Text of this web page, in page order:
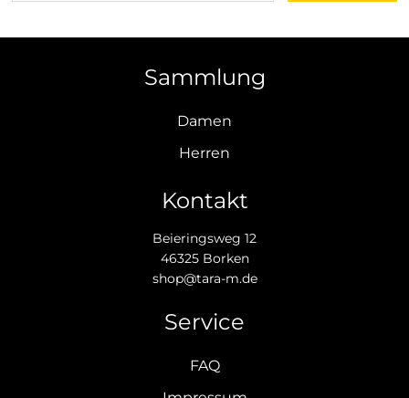
Sammlung
Damen
Herren
Kontakt
Beieringsweg 12
46325 Borken
shop@tara-m.de
Service
FAQ